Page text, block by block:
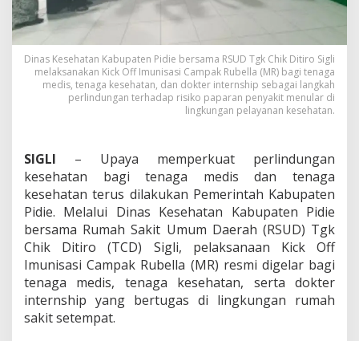
i
s
a
s
a
g
i
T
e
n
a
g
a
M
Dinas Kesehatan Kabupaten Pidie bersama RSUD Tgk Chik Ditiro Sigli
melaksanakan Kick Off Imunisasi Campak Rubella (MR) bagi tenaga
medis, tenaga kesehatan, dan dokter internship sebagai langkah
perlindungan terhadap risiko paparan penyakit menular di
lingkungan pelayanan kesehatan.
SIGLI – Upaya memperkuat perlindungan
kesehatan bagi tenaga medis dan tenaga
kesehatan terus dilakukan Pemerintah Kabupaten
Pidie. Melalui Dinas Kesehatan Kabupaten Pidie
bersama Rumah Sakit Umum Daerah (RSUD) Tgk
Chik Ditiro (TCD) Sigli, pelaksanaan Kick Off
Imunisasi Campak Rubella (MR) resmi digelar bagi
tenaga medis, tenaga kesehatan, serta dokter
internship yang bertugas di lingkungan rumah
sakit setempat.